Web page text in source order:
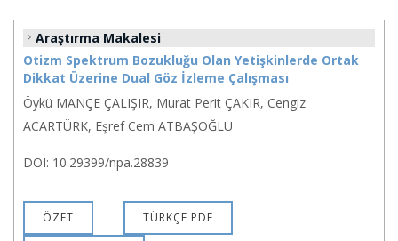
Araştırma Makalesi
Otizm Spektrum Bozukluğu Olan Yetişkinlerde Ortak
Dikkat Üzerine Dual Göz İzleme Çalışması
Öykü MANÇE ÇALIŞIR, Murat Perit ÇAKIR, Cengiz
ACARTÜRK, Eşref Cem ATBAŞOĞLU
DOI: 10.29399/npa.28839
ÖZET TÜRKÇE PDF